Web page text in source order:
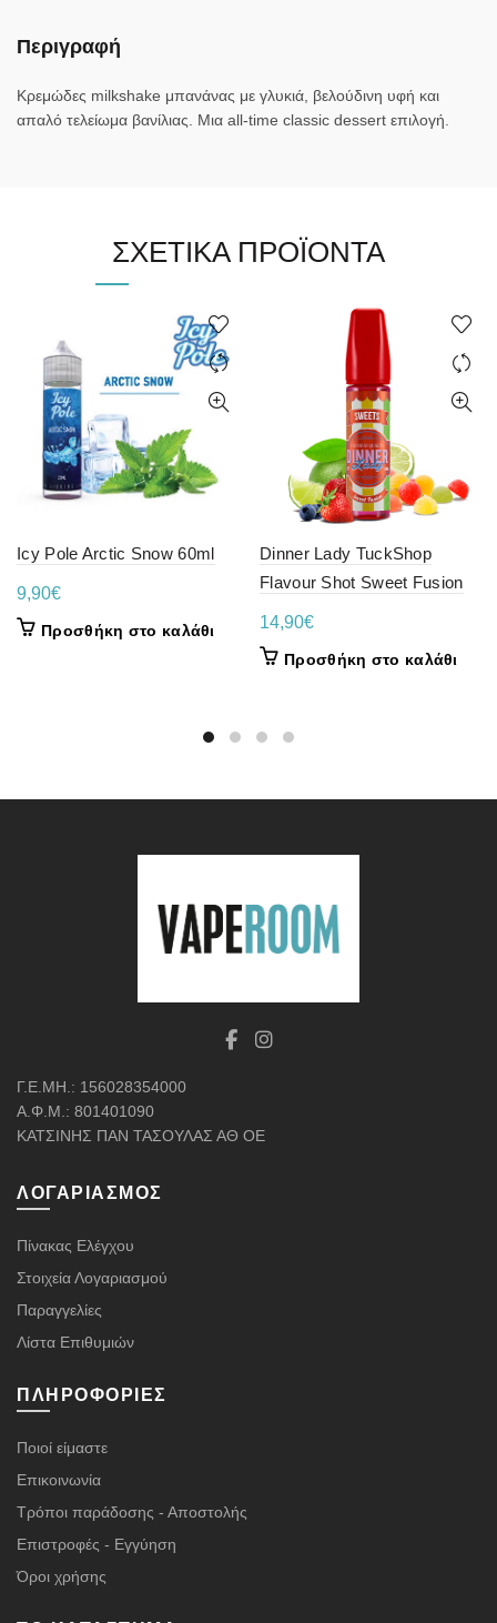
Περιγραφή
Κρεμώδες milkshake μπανάνας με γλυκιά, βελούδινη υφή και
απαλό τελείωμα βανίλιας. Μια all‑time classic dessert επιλογή.
ΣΧΕΤΙΚΆ ΠΡΟΪΌΝΤΑ
Icy Pole Arctic Snow 60ml
9,90€
Προσθήκη στο καλάθι
Dinner Lady TuckShop
Flavour Shot Sweet Fusion
14,90€
Προσθήκη στο καλάθι
Γ.Ε.ΜΗ.: 156028354000
Α.Φ.Μ.: 801401090
ΚΑΤΣΙΝΗΣ ΠΑΝ ΤΑΣΟΥΛΑΣ ΑΘ ΟΕ
ΛΟΓΑΡΙΑΣΜΌΣ
Πίνακας Ελέγχου
Στοιχεία Λογαριασμού
Παραγγελίες
Λίστα Επιθυμιών
ΠΛΗΡΟΦΟΡΊΕΣ
Ποιοί είμαστε
Επικοινωνία
Τρόποι παράδοσης - Αποστολής
Επιστροφές - Εγγύηση
Όροι χρήσης